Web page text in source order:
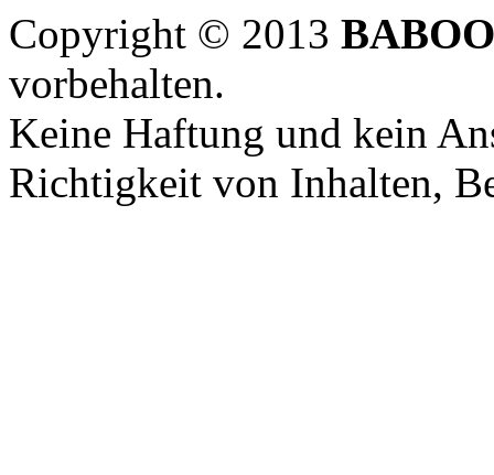
Copyright © 2013
vorbehalten.
Keine Haftung und kein
Richtigkeit von Inhalten,